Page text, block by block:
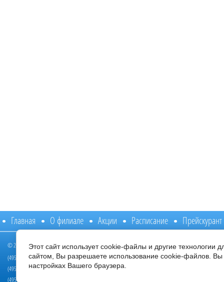
Главная О филиале Акции Расписание Прейскурант
(495) 020-01-11, (495) 020-33-10
(495) 020-35-04, (495) 020-59-20
(495) 020-40-70, (495) 020-59-22 Стоматологическое отделение
Режим работы:
© 2014 - 2026 Филиал ФБЛПУ "ЛРЦ "Подмосковье" ФНС России
Этот сайт использует cookie-файлы и другие технологии
сайтом, Вы разрешаете использование cookie-файлов.
настройках Вашего браузера.